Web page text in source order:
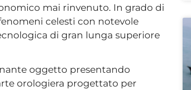
mai rinvenuto. In grado di
celesti con notevole
di gran lunga superiore
oggetto presentando
orologiera progettato per